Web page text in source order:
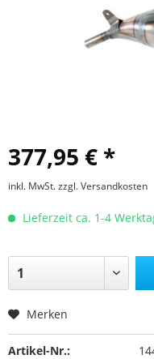
377,95 € *
inkl. MwSt.zzgl. Versandkosten
Lieferzeit ca. 1-4
Merken
Artikel-Nr.: